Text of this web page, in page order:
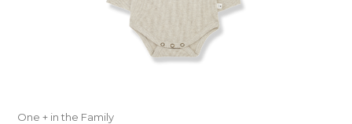
One + in the Family